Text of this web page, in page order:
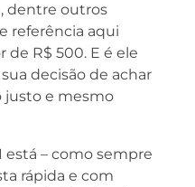
dentre outros
referência aqui
de R$ 500. E é ele
decisão de achar
justo e mesmo
está – como sempre
rápida e com